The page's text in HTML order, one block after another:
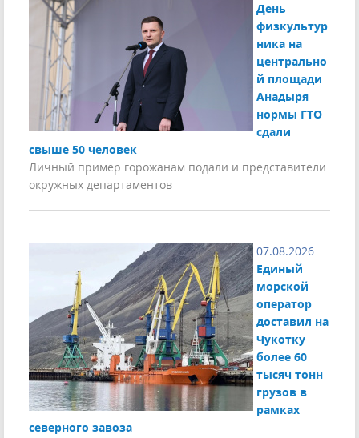
День
физкультур
ника на
центрально
й площади
Анадыря
нормы ГТО
сдали
свыше 50 человек
Личный пример горожанам подали и представители
окружных департаментов
07.08.2026
Единый
морской
оператор
доставил на
Чукотку
более 60
тысяч тонн
грузов в
рамках
северного завоза